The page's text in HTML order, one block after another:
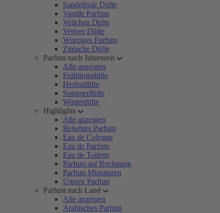
Sandelholz Düfte
Vanille Parfum
Veilchen Düfte
Vetiver Düfte
Würziges Parfum
Zitrische Düfte
Parfum nach Jahreszeit
Alle anzeigen
Frühlingsdüfte
Herbstdüfte
Sommerdüfte
Winterdüfte
Highlights
Alle anzeigen
Beliebtes Parfum
Eau de Cologne
Eau de Parfum
Eau de Toilette
Parfum auf Rechnung
Parfum Miniaturen
Unisex Parfum
Parfum nach Land
Alle anzeigen
Arabisches Parfum